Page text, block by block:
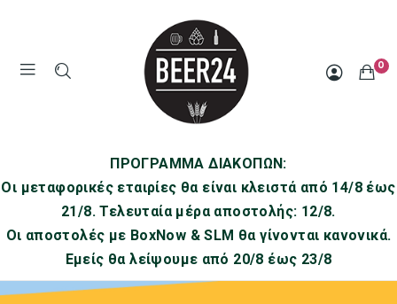
0
ΠΡΟΓΡΑΜΜΑ ΔΙΑΚΟΠΩΝ:
Οι μεταφορικές εταιρίες θα είναι κλειστά από 14/8 έως
21/8. Τελευταία μέρα αποστολής: 12/8.
Οι αποστολές με BoxNow & SLM θα γίνονται κανονικά.
Εμείς θα λείψουμε από 20/8 έως 23/8